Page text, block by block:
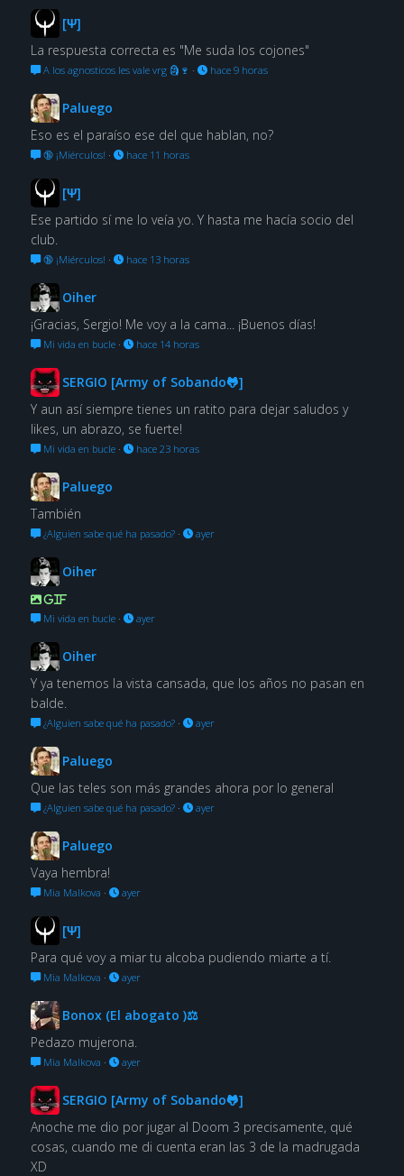
[Ψ]
La respuesta correcta es "Me suda los cojones"
A los agnosticos les vale vrg 🗿🍷 · hace 9 horas
Paluego
Eso es el paraíso ese del que hablan, no?
🔞 ¡Miérculos! · hace 11 horas
[Ψ]
Ese partido sí me lo veía yo. Y hasta me hacía socio del
club.
🔞 ¡Miérculos! · hace 13 horas
Oiher
¡Gracias, Sergio! Me voy a la cama... ¡Buenos días!
Mi vida en bucle· hace 14 horas
SERGIO [Army of Sobando🐸]
Y aun así siempre tienes un ratito para dejar saludos y
likes, un abrazo, se fuerte!
Mi vida en bucle· hace 23 horas
Paluego
También
¿Alguien sabe qué ha pasado?· ayer
Oiher
GIF
Mi vida en bucle· ayer
Oiher
Y ya tenemos la vista cansada, que los años no pasan en
balde.
¿Alguien sabe qué ha pasado?· ayer
Paluego
Que las teles son más grandes ahora por lo general
¿Alguien sabe qué ha pasado?· ayer
Paluego
Vaya hembra!
Mia Malkova · ayer
[Ψ]
Para qué voy a miar tu alcoba pudiendo miarte a tí.
Mia Malkova · ayer
Bonox (El abogato )⚖
Pedazo mujerona.
Mia Malkova · ayer
SERGIO [Army of Sobando🐸]
Anoche me dio por jugar al Doom 3 precisamente, qué
cosas, cuando me di cuenta eran las 3 de la madrugada
XD